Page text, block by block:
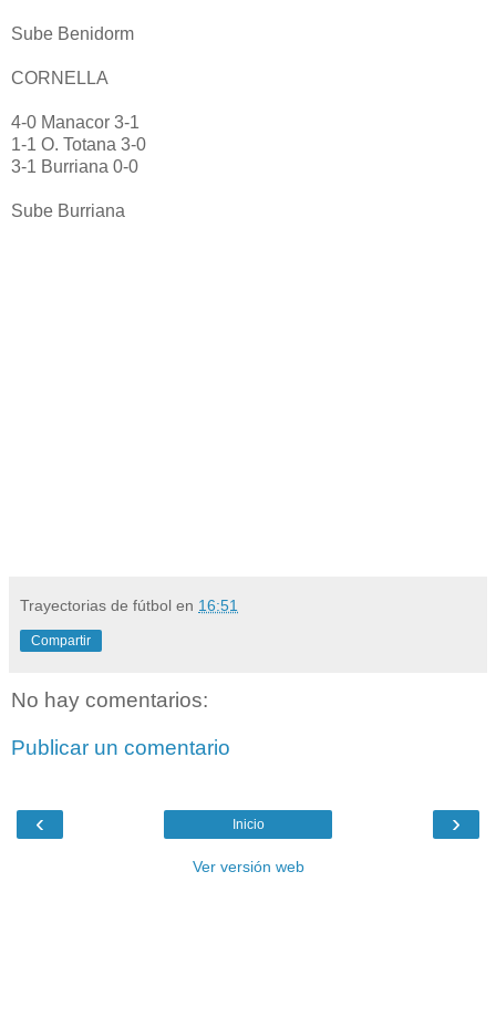
Sube Benidorm
CORNELLA
4-0 Manacor 3-1
1-1 O. Totana 3-0
3-1 Burriana 0-0
Sube Burriana
Trayectorias de fútbol en 16:51
Compartir
No hay comentarios:
Publicar un comentario
‹ ›
Inicio
Ver versión web